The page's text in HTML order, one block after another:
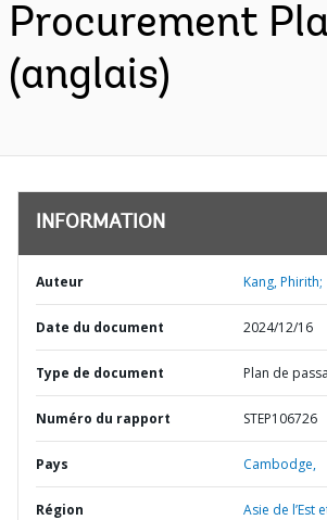
Procurement
(anglais)
INFORMATION
Auteur Kang, Phirith;
Date du document 2024/12/16
Type de document Plan de
Numéro du rapport STEP106726
Pays Cambodge,
Région Asie de l’Est